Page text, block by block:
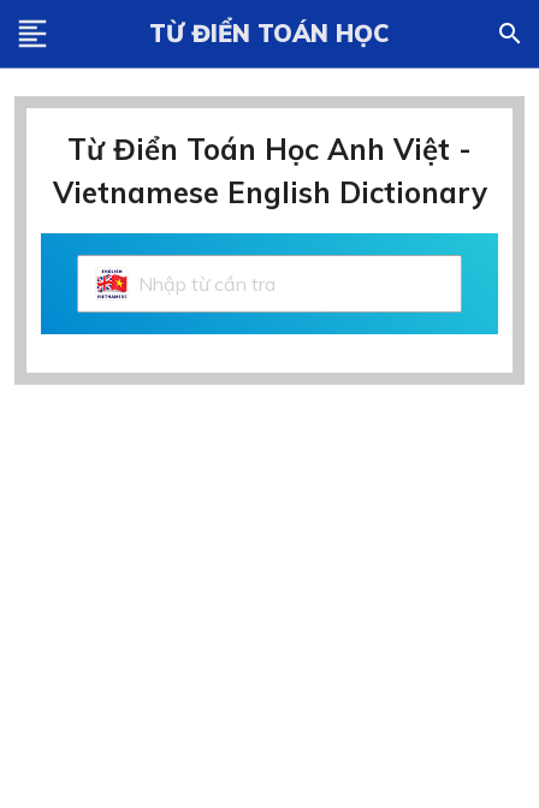
format_align_left TỪ ĐIỂN TOÁN HỌC search
Từ Điển Toán Học Anh Việt -
Vietnamese English Dictionary